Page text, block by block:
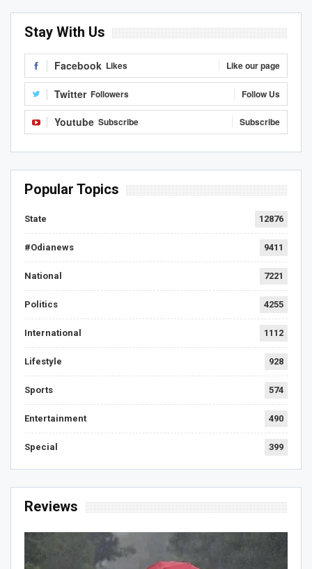
Stay With Us
Facebook Likes Like our page
Twitter Followers Follow Us
Youtube Subscribe Subscribe
Popular Topics
State 12876
#Odianews 9411
National 7221
Politics 4255
International 1112
Lifestyle 928
Sports 574
Entertainment 490
Special 399
Reviews